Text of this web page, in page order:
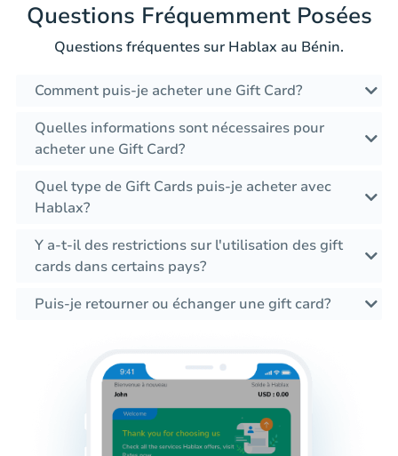
Questions Fréquemment Posées
Questions fréquentes sur Hablax au Bénin.
Comment puis-je acheter une Gift Card?
Quelles informations sont nécessaires pour
acheter une Gift Card?
Quel type de Gift Cards puis-je acheter avec
Hablax?
Y a-t-il des restrictions sur l'utilisation des gift
cards dans certains pays?
Puis-je retourner ou échanger une gift card?